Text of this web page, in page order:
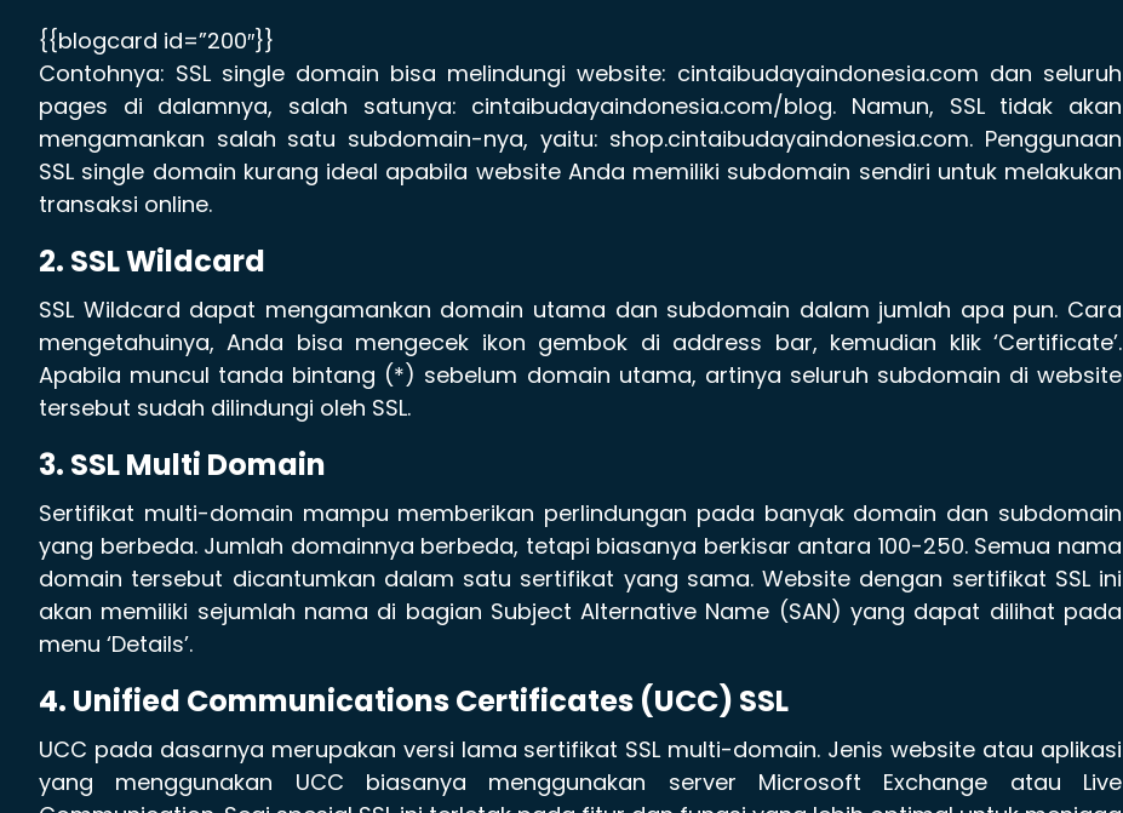
{{blogcard id=”200″}}
Contohnya: SSL single domain bisa melindungi website: cintaibudayaindonesia.com dan seluruh
pages di dalamnya, salah satunya: cintaibudayaindonesia.com/blog. Namun, SSL tidak akan
mengamankan salah satu subdomain-nya, yaitu: shop.cintaibudayaindonesia.com. Penggunaan
SSL single domain kurang ideal apabila website Anda memiliki subdomain sendiri untuk melakukan
transaksi online.
2. SSL Wildcard
SSL Wildcard dapat mengamankan domain utama dan subdomain dalam jumlah apa pun. Cara
mengetahuinya, Anda bisa mengecek ikon gembok di address bar, kemudian klik ‘Certificate’.
Apabila muncul tanda bintang (*) sebelum domain utama, artinya seluruh subdomain di website
tersebut sudah dilindungi oleh SSL.
3. SSL Multi Domain
Sertifikat multi-domain mampu memberikan perlindungan pada banyak domain dan subdomain
yang berbeda. Jumlah domainnya berbeda, tetapi biasanya berkisar antara 100-250. Semua nama
domain tersebut dicantumkan dalam satu sertifikat yang sama. Website dengan sertifikat SSL ini
akan memiliki sejumlah nama di bagian Subject Alternative Name (SAN) yang dapat dilihat pada
menu ‘Details’.
4. Unified Communications Certificates (UCC) SSL
UCC pada dasarnya merupakan versi lama sertifikat SSL multi-domain. Jenis website atau aplikasi
yang menggunakan UCC biasanya menggunakan server Microsoft Exchange atau Live